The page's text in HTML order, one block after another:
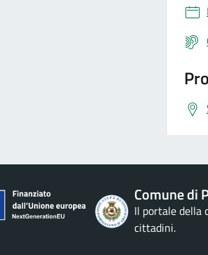
Comune di
Il portale della
cittadini.